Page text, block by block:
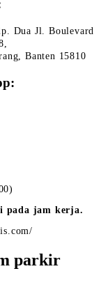
Dua Jl. Boulevard
Banten 15810
pada jam kerja.
parkir